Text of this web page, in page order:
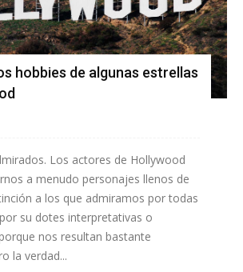
hobbies de algunas estrellas
Los actores de Hollywood
a menudo personajes llenos de
a los que admiramos por todas
su dotes interpretativas o
nos resultan bastante
la verdad...